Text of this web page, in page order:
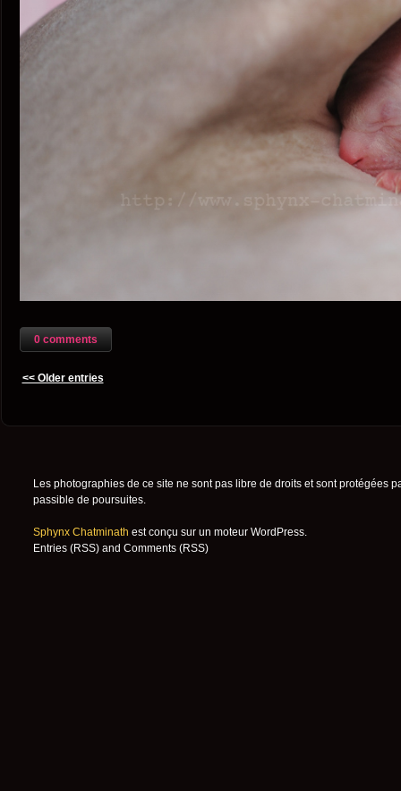
0 comments
<< Older entries
Les photographies de ce site ne sont pas libre de droits et sont protégées
passible de poursuites.
Sphynx Chatminath est conçu sur un moteur WordPress.
Entries (RSS)and Comments (RSS)